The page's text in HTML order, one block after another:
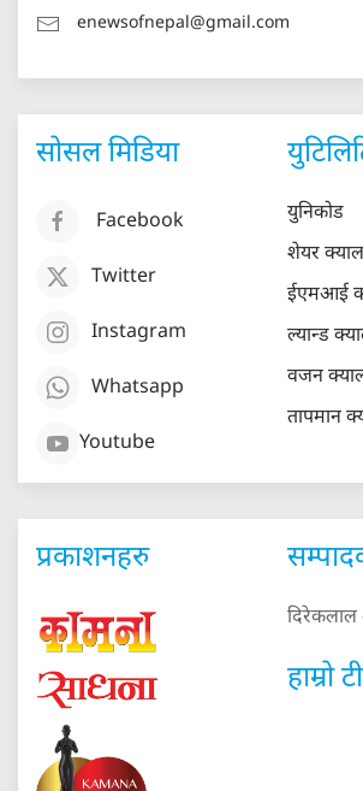
enewsofnepal@gmail.com
सोसल मिडिया
Facebook
Twitter
Instagram
Whatsapp
Youtube
युनिकोड
शेयर
ईएमआई
ल्यान्ड
वजन
तापमान
प्रकाशनहरु
दिरेकलाल
हाम्रो